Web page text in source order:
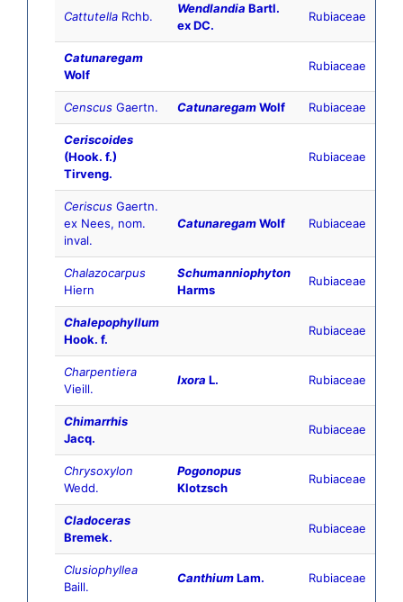
Cattutella Rchb.
Wendlandia Bartl.
ex DC.
Rubiaceae
Catunaregam
Wolf
Rubiaceae
Censcus Gaertn. CatunaregamWolf Rubiaceae
Ceriscoides
(Hook. f.)
Tirveng.
Rubiaceae
Ceriscus Gaertn.
ex Nees, nom.
inval.
CatunaregamWolf Rubiaceae
Chalazocarpus
Hiern
Schumanniophyton
Harms
Rubiaceae
Chalepophyllum
Hook. f.
Rubiaceae
Charpentiera
Vieill.
Ixora L. Rubiaceae
Chimarrhis
Jacq.
Rubiaceae
Chrysoxylon
Wedd.
Pogonopus
Klotzsch
Rubiaceae
Cladoceras
Bremek.
Rubiaceae
Clusiophyllea
Baill.
CanthiumLam. Rubiaceae